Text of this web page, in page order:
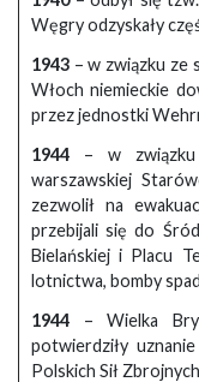
Węgry odzyskały
1943 – w związku ze
Włoch niemieckie
przez jednostki
1944 – w związku
warszawskiej
zezwolił na
przebijali się do
Bielańskiej i Placu
lotnictwa, bomby
1944 – Wielka
potwierdziły
Polskich Sił